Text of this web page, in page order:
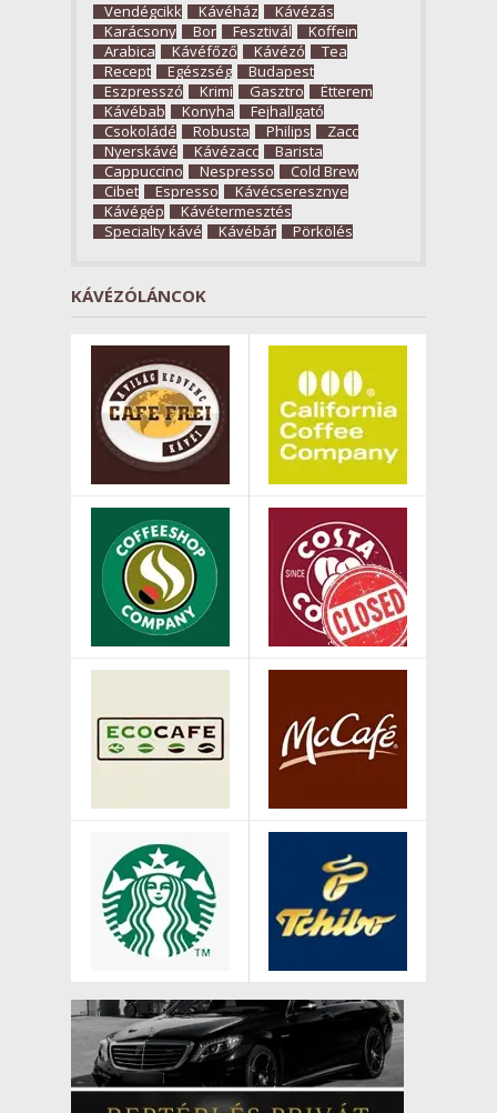
Vendégcikk
Kávéház
Kávézás
Karácsony
Bor Fesztivál
Koffein
Arabica
Kávéfőző Kávézó
Tea
Recept
Egészség
Budapest
Eszpresszó
Krimi Gasztro
Étterem
Kávébab
Konyha
Fejhallgató
Csokoládé
Robusta Philips
Zacc
Nyerskávé
Kávézacc
Barista
Cappuccino
Nespresso
Cold Brew
Cibet
Espresso
Kávécseresznye
Kávégép
Kávétermesztés
Specialty kávé
Kávébár Pörkölés
KÁVÉZÓLÁNCOK